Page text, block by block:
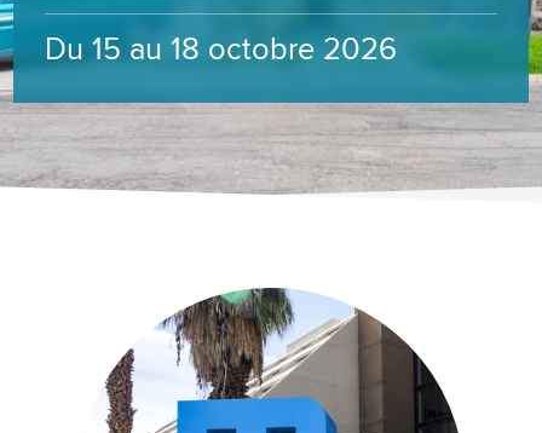
Du 15 au 18 octobre 2026